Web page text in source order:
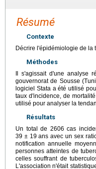
Résumé
Contexte
Décrire l'épidémiologie de la
Méthodes
Il s'agissait d'une analyse
gouvernorat de Sousse
logiciel Stata a été utilisé
taux d'incidence, de
utilisé pour analyser la
Résultats
Un total de 2606 cas
39 ± 19 ans avec un sex
notification annuelle
personnes atteintes de
celles souffrant de
L'association n'était